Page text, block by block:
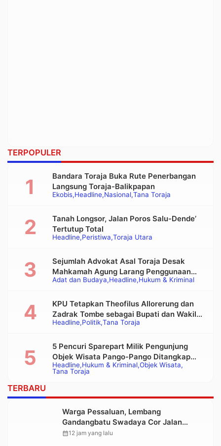
TERPOPULER
Ekobis Headline Nasional Tana Toraja
Bandara Toraja Buka Rute Penerbangan
Langsung Toraja-Balikpapan
Headline Peristiwa Toraja Utara
Tanah Longsor, Jalan Poros Salu-Dende’
Tertutup Total
Adat dan Budaya Headline Hukum & Kriminal
Sejumlah Advokat Asal Toraja Desak
Mahkamah Agung Larang Penggunaan
Alat Berat pada Eksekusi Rumah Adat
Headline Politik Tana Toraja
KPU Tetapkan Theofilus Allorerung dan
Zadrak Tombe sebagai Bupati dan Wakil
Bupati Tana Toraja Terpilih
Headline Hukum & Kriminal Objek Wisata
Tana Toraja
5 Pencuri Sparepart Milik Pengunjung
Objek Wisata Pango-Pango Ditangkap
Polisi
TERBARU
Warga Pessaluan, Lembang
Gandangbatu Swadaya Cor Jalan
Kabupaten
calendar_month12 jam yang lalu